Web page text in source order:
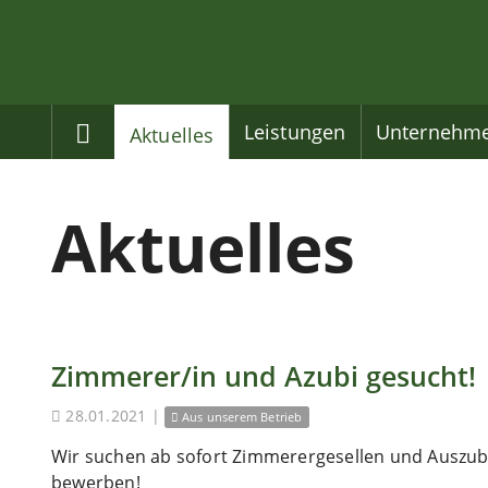
Home
Aktuelles Leistungen
Aktuelles
Zimmerer/in und Azubi gesucht!
28.01.2021 | Aus unserem Betrieb
Wir suchen ab sofort Zimmerergesellen und
bewerben!